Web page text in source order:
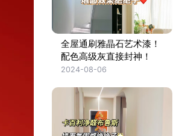
全屋通刷雅晶石艺术漆！
配色高级灰直接封神！
2024-08-06